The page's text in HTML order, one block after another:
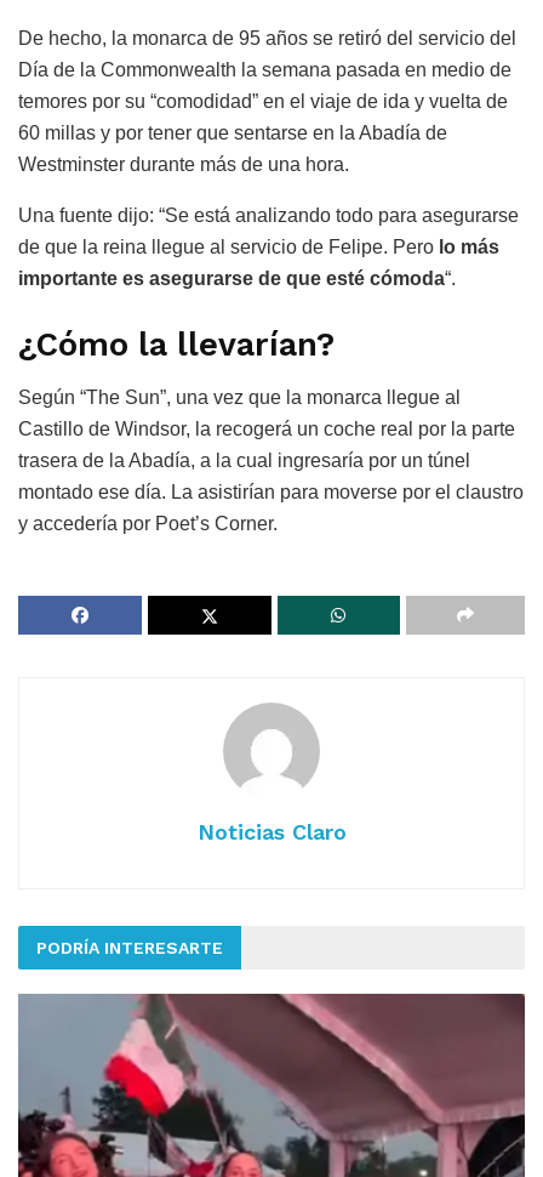
De hecho, la monarca de 95 años se retiró del servicio del
Día de la Commonwealth la semana pasada en medio de
temores por su “comodidad” en el viaje de ida y vuelta de
60 millas y por tener que sentarse en la Abadía de
Westminster durante más de una hora.
Una fuente dijo: “Se está analizando todo para asegurarse
de que la reina llegue al servicio de Felipe. Pero lo más
importante es asegurarse de que esté cómoda“.
¿Cómo la llevarían?
Según “The Sun”, una vez que la monarca llegue al
Castillo de Windsor, la recogerá un coche real por la parte
trasera de la Abadía, a la cual ingresaría por un túnel
montado ese día. La asistirían para moverse por el claustro
y accedería por Poet’s Corner.
Noticias Claro
PODRÍA INTERESARTE